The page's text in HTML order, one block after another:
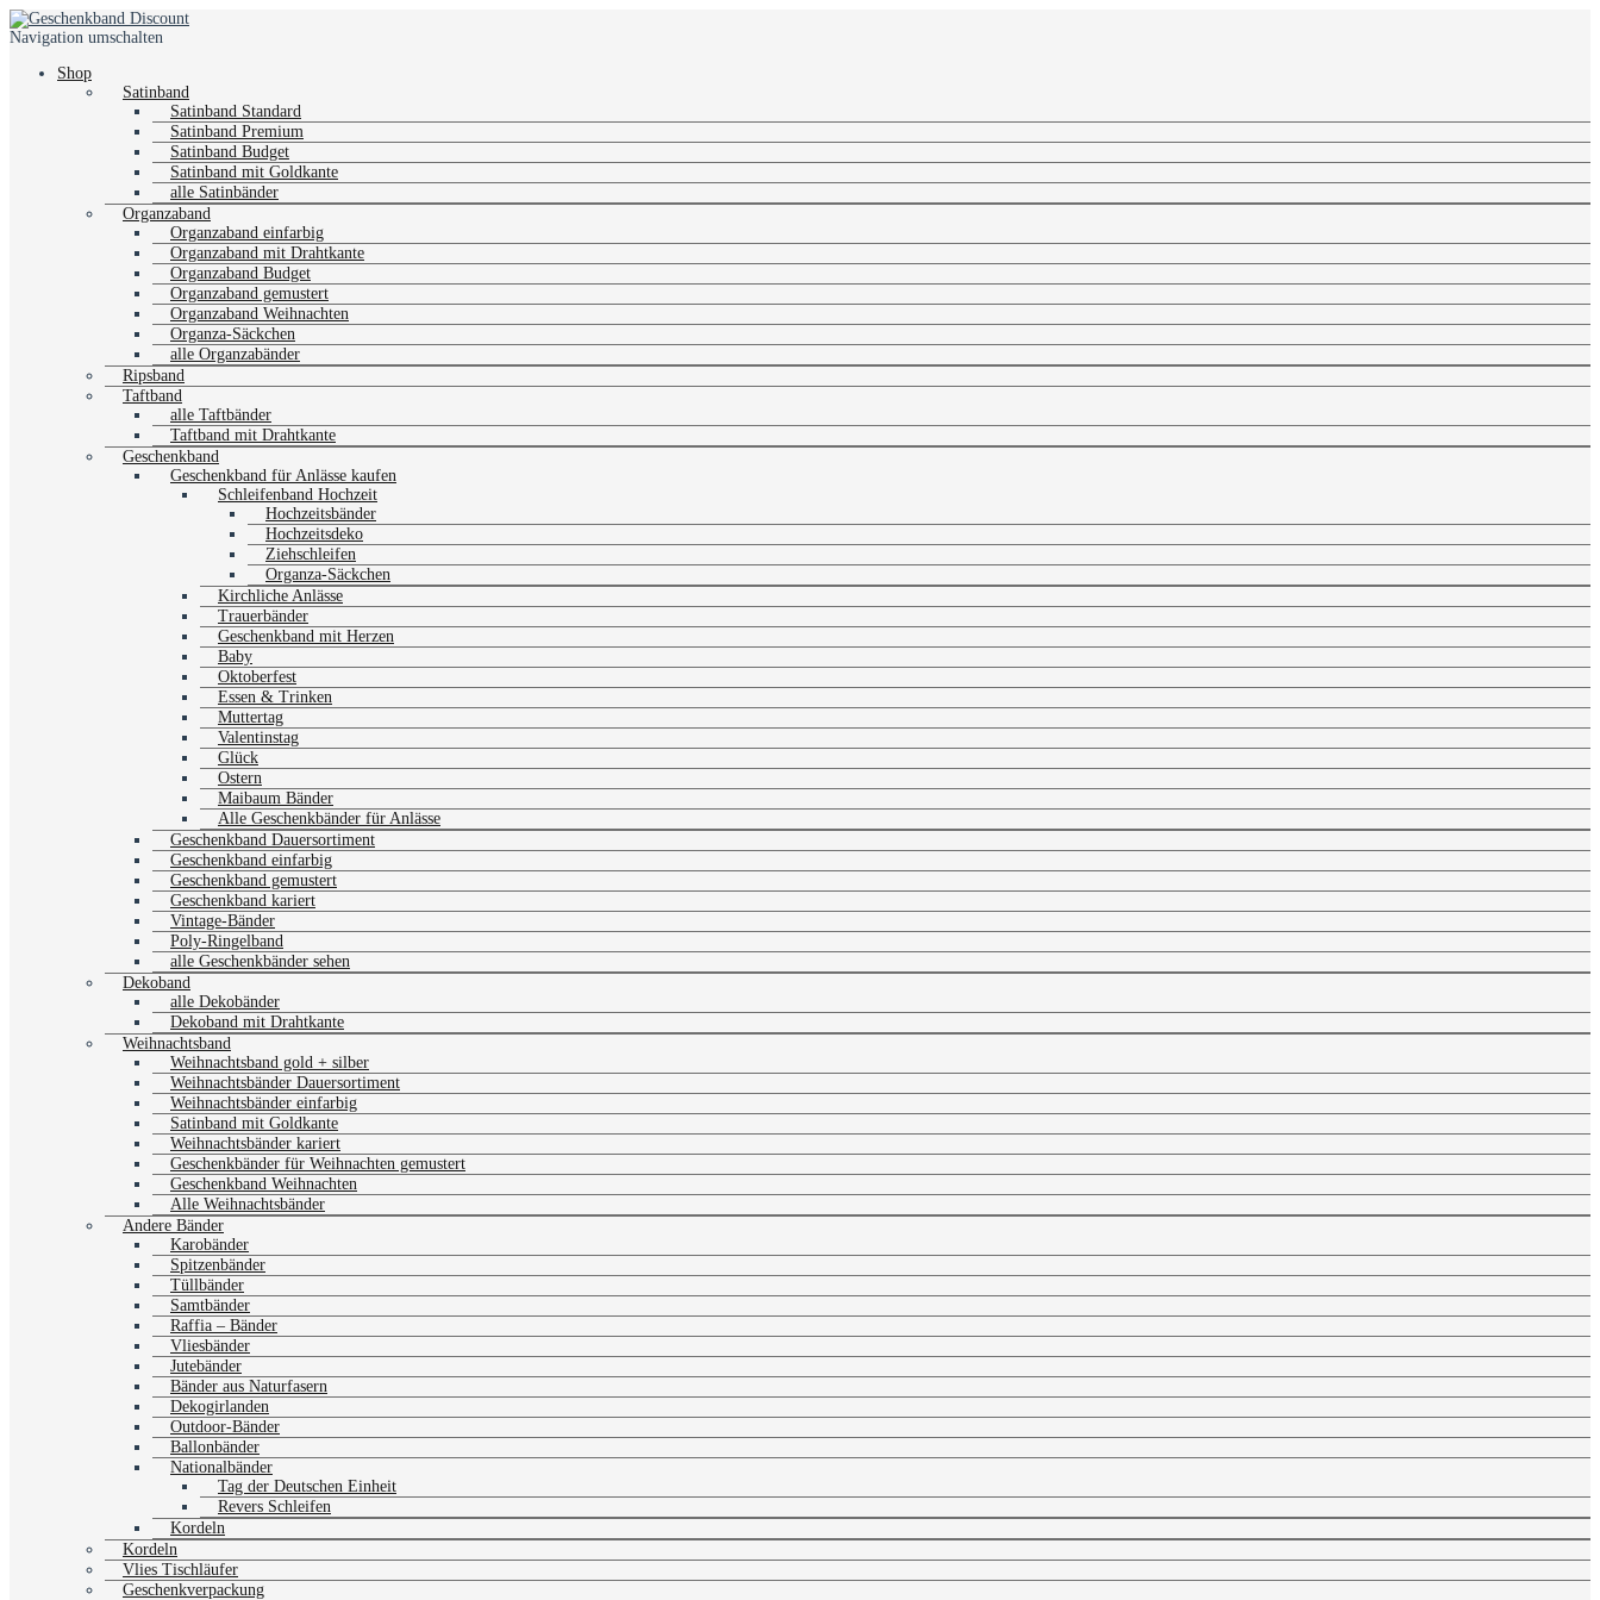
Navigation umschalten
Shop
Satinband
Satinband Standard
Satinband Premium
Satinband Budget
Satinband mit Goldkante
alle Satinbänder
Organzaband
Organzaband einfarbig
Organzaband mit Drahtkante
Organzaband Budget
Organzaband gemustert
Organzaband Weihnachten
Organza-Säckchen
alle Organzabänder
Ripsband
Taftband
alle Taftbänder
Taftband mit Drahtkante
Geschenkband
Geschenkband für Anlässe kaufen
Schleifenband Hochzeit
Hochzeitsbänder
Hochzeitsdeko
Ziehschleifen
Organza-Säckchen
Kirchliche Anlässe
Trauerbänder
Geschenkband mit Herzen
Baby
Oktoberfest
Essen & Trinken
Muttertag
Valentinstag
Glück
Ostern
Maibaum Bänder
Alle Geschenkbänder für Anlässe
Geschenkband Dauersortiment
Geschenkband einfarbig
Geschenkband gemustert
Geschenkband kariert
Vintage-Bänder
Poly-Ringelband
alle Geschenkbänder sehen
Dekoband
alle Dekobänder
Dekoband mit Drahtkante
Weihnachtsband
Weihnachtsband gold + silber
Weihnachtsbänder Dauersortiment
Weihnachtsbänder einfarbig
Satinband mit Goldkante
Weihnachtsbänder kariert
Geschenkbänder für Weihnachten gemustert
Geschenkband Weihnachten
Alle Weihnachtsbänder
Andere Bänder
Karobänder
Spitzenbänder
Tüllbänder
Samtbänder
Raffia – Bänder
Vliesbänder
Jutebänder
Bänder aus Naturfasern
Dekogirlanden
Outdoor-Bänder
Ballonbänder
Nationalbänder
Tag der Deutschen Einheit
Revers Schleifen
Kordeln
Kordeln
Vlies Tischläufer
Geschenkverpackung